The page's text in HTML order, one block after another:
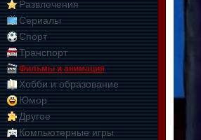
Развлечения
Сериалы
Спорт
Транспорт
Фильмы и анимация
Хобби и образование
Юмор
Другое
Компьютерные игры